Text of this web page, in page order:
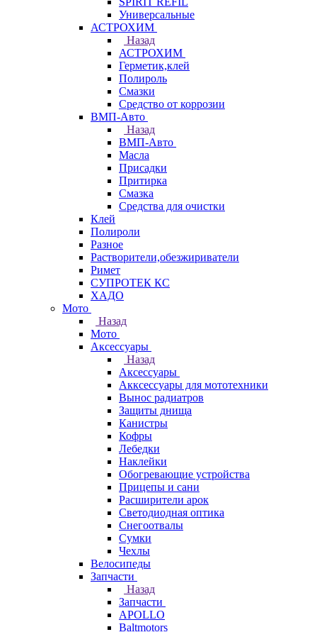
Универсальные
АСТРОХИМ
Назад
АСТРОХИМ
Герметик,клей
Полироль
Смазки
Средство от коррозии
ВМП-Авто
Назад
ВМП-Авто
Масла
Присадки
Притирка
Смазка
Средства для очистки
Клей
Полироли
Разное
Растворители,обезжириватели
Римет
СУПРОТЕК КС
ХАДО
Мото
Назад
Мото
Аксессуары
Назад
Аксессуары
Акксессуары для мототехники
Вынос радиатров
Защиты днища
Канистры
Кофры
Лебедки
Наклейки
Обогревающие устройства
Прицепы и сани
Расширители арок
Светодиодная оптика
Снегоотвалы
Сумки
Чехлы
Велосипеды
Запчасти
Назад
Запчасти
APOLLO
Baltmotors